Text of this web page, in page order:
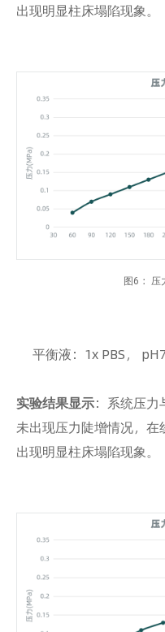
出现明显柱床塌陷现象。
图6 ：压
平衡液：1x PBS，
实验结果显示：系统压力
未出现压力陡增情况，
出现明显柱床塌陷现象。